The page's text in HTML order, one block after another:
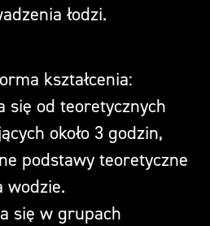
łodzi.
kształcenia:
się od teoretycznych
około 3 godzin,
podstawy teoretyczne
wodzie.
się w grupach